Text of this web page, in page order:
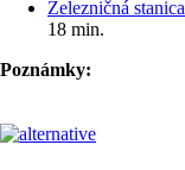
Železničná stanica
18 min.
Poznámky: